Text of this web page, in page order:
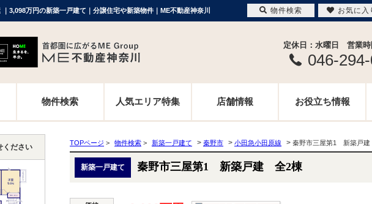
万円の新築一戸建て｜分譲住宅や新築物件｜ME不動産神奈川
定休日：水曜日 営業
046-
物件検索 人気エリア特集 店舗情報 お役立ち情報
TOPページ > 物件検索 > 新築一戸建て > 秦野市 > 小田急小田原線 > 秦野市三屋第1 新築戸
新築一戸建て 秦野市三屋第1 新築戸建 全2棟
ください
物件検索 お気に入